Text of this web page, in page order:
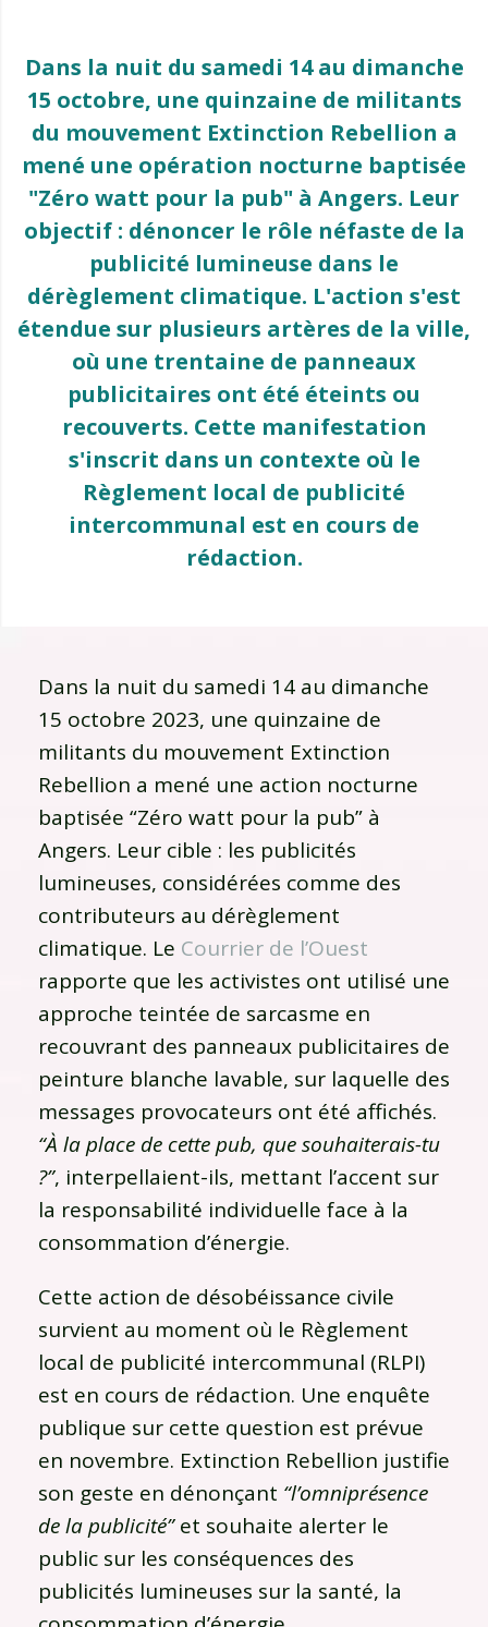
Dans la nuit du samedi 14 au dimanche
15 octobre, une quinzaine de militants
du mouvement Extinction Rebellion a
mené une opération nocturne baptisée
"Zéro watt pour la pub" à Angers. Leur
objectif : dénoncer le rôle néfaste de la
publicité lumineuse dans le
dérèglement climatique. L'action s'est
étendue sur plusieurs artères de la ville,
où une trentaine de panneaux
publicitaires ont été éteints ou
recouverts. Cette manifestation
s'inscrit dans un contexte où le
Règlement local de publicité
intercommunal est en cours de
rédaction.
Dans la nuit du samedi 14 au dimanche
15 octobre 2023, une quinzaine de
militants du mouvement Extinction
Rebellion a mené une action nocturne
baptisée “Zéro watt pour la pub” à
Angers. Leur cible : les publicités
lumineuses, considérées comme des
contributeurs au dérèglement
climatique. Le Courrier de l’Ouest
rapporte que les activistes ont utilisé une
approche teintée de sarcasme en
recouvrant des panneaux publicitaires de
peinture blanche lavable, sur laquelle des
messages provocateurs ont été affichés.
“À la place de cette pub, que souhaiterais-tu
?”, interpellaient-ils, mettant l’accent sur
la responsabilité individuelle face à la
consommation d’énergie.
Cette action de désobéissance civile
survient au moment où le Règlement
local de publicité intercommunal (RLPI)
est en cours de rédaction. Une enquête
publique sur cette question est prévue
en novembre. Extinction Rebellion justifie
son geste en dénonçant “l’omniprésence
de la publicité”et souhaite alerter le
public sur les conséquences des
publicités lumineuses sur la santé, la